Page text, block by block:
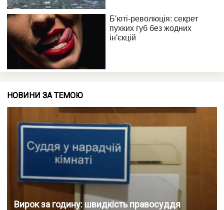
НОВИНИ ЗА ТЕМОЮ
Вирок за годину: швидкість правосуддя